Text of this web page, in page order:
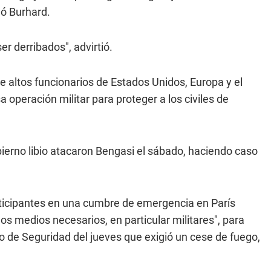
Burhard.
derribados", advirtió.
funcionarios de Estados Unidos, Europa y el
operación militar para proteger a los civiles de
libio atacaron Bengasi el sábado, haciendo caso
en una cumbre de emergencia en París
medios necesarios, en particular militares", para
Seguridad del jueves que exigió un cese de fuego,